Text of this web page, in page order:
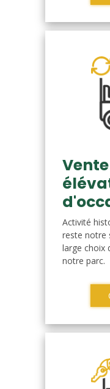
Activité
reste notre
large choix
notre parc.